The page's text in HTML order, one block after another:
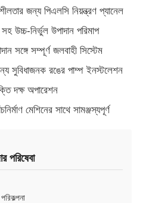
জন্য পিএলসি নিয়ন্ত্রণ প্যানেল
নির্ভুল উপাদান পরিমাপ
সঙ্গে সম্পূর্ণ জলবাহী সিস্টেম
সুবিধাজনক রঙের পাম্প ইনস্টলেশন
দক্ষ অপারেশন
মেশিনের সাথে সামঞ্জস্যপূর্ণ
পরিষেবা